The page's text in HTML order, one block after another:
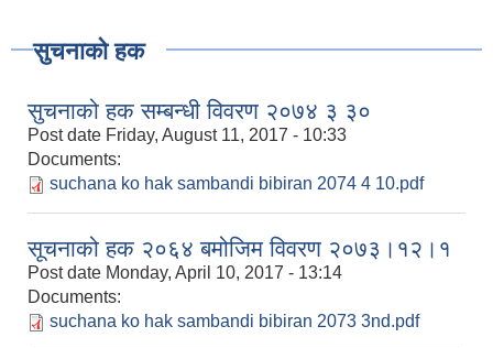
सुचनाको हक
सुचनाको हक सम्बन्धी विवरण २०७४ ३ ३०
Post date Friday, August 11, 2017 - 10:33
Documents:
suchana ko hak sambandi bibiran 2074 4 10.pdf
सूचनाको हक २०६४ बमोजिम विवरण २०७३।१२।१
Post date Monday, April 10, 2017 - 13:14
Documents:
suchana ko hak sambandi bibiran 2073 3nd.pdf